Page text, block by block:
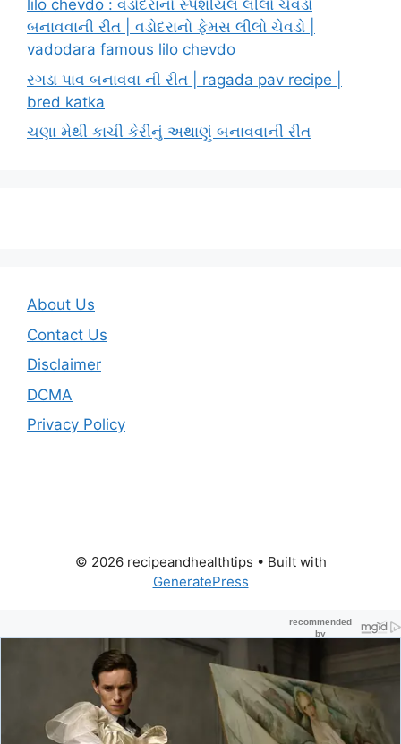
lilo chevdo : વડોદરાનો સ્પેશીયલ લીલો ચેવડો
બનાવવાની રીત | વડોદરાનો ફેમસ લીલો ચેવડો |
vadodara famous lilo chevdo
રગડા પાવ બનાવવા ની રીત | ragada pav recipe |
bred katka
ચણા મેથી કાચી કેરીનું અથાણું બનાવવાની રીત
About Us
Contact Us
Disclaimer
DCMA
Privacy Policy
© 2026 recipeandhealthtips • Built with
GeneratePress